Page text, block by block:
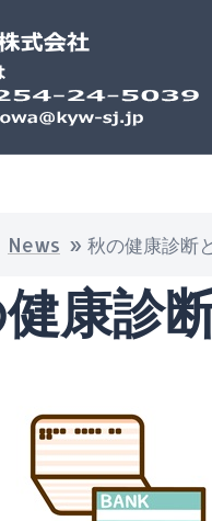
News » 秋の健康診断
康診